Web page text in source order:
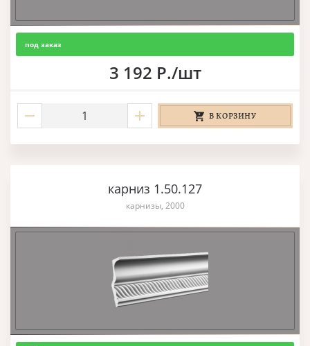
под заказ
3 192 Р./шт
В КОРЗИНУ
карниз 1.50.127
карнизы, 2000